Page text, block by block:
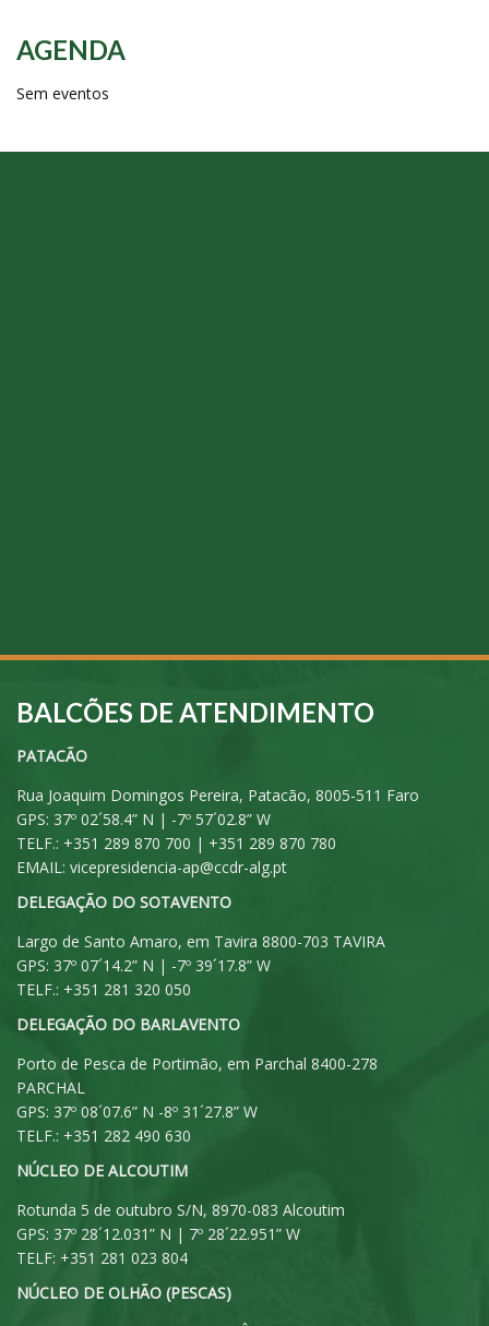
AGENDA
Sem eventos
BALCÕES DE ATENDIMENTO
PATACÃO
Rua Joaquim Domingos Pereira, Patacão, 8005-511 Faro
GPS: 37º 02´58.4” N | -7º 57´02.8” W
TELF.: +351 289 870 700 | +351 289 870 780
EMAIL: vicepresidencia-ap@ccdr-alg.pt
DELEGAÇÃO DO SOTAVENTO
Largo de Santo Amaro, em Tavira 8800-703 TAVIRA
GPS: 37º 07´14.2” N | -7º 39´17.8” W
TELF.: +351 281 320 050
DELEGAÇÃO DO BARLAVENTO
Porto de Pesca de Portimão, em Parchal 8400-278
PARCHAL
GPS: 37º 08´07.6” N -8º 31´27.8” W
TELF.: +351 282 490 630
NÚCLEO DE ALCOUTIM
Rotunda 5 de outubro S/N, 8970-083 Alcoutim
GPS: 37º 28´12.031” N | 7º 28´22.951” W
TELF: +351 281 023 804
NÚCLEO DE OLHÃO (PESCAS)